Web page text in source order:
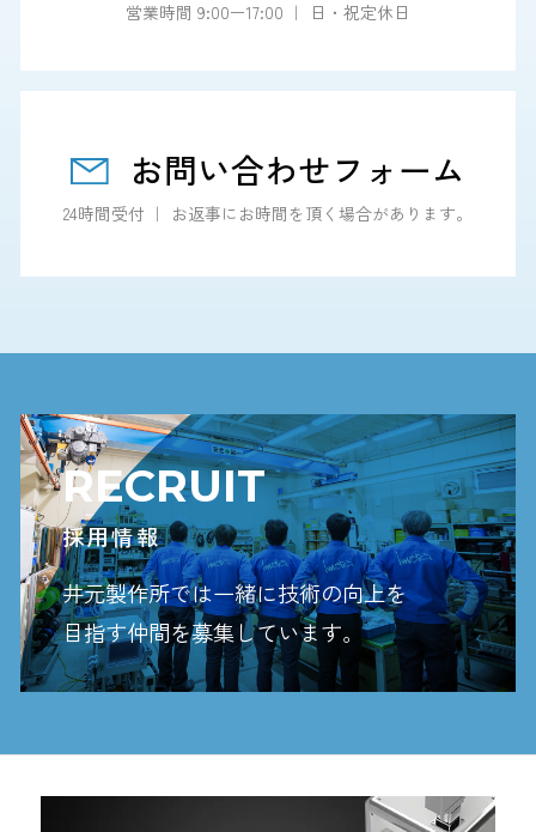
営業時間 9:00ー17:00 ｜ 日・祝定休日
お問い合わせフォーム
24時間受付 ｜ お返事にお時間を頂く場合があります。
RECRUIT
採用情報
井元製作所では一緒に技術の向上を
目指す仲間を募集しています。